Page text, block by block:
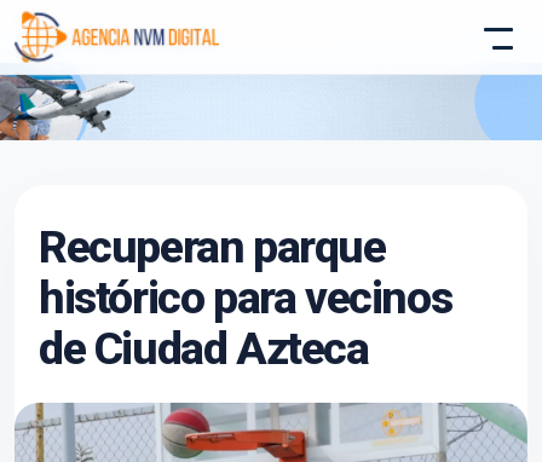
Recuperan parque
histórico para vecinos
de Ciudad Azteca
Asistente conectado